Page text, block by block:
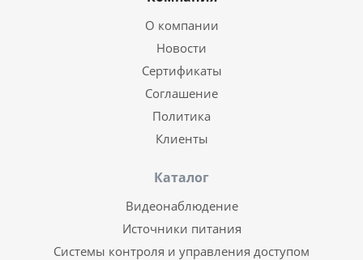
О компании
Новости
Сертификаты
Соглашение
Политика
Клиенты
Каталог
Видеонаблюдение
Источники питания
Системы контроля и управления доступом